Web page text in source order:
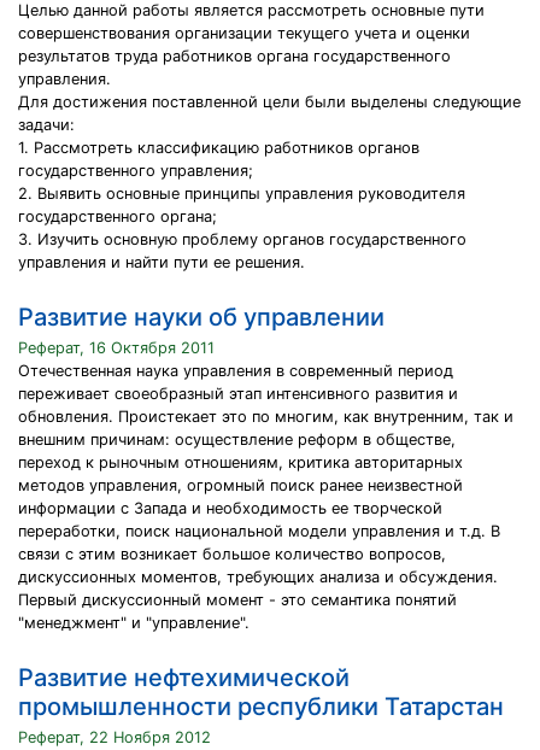
Целью данной работы является рассмотреть основные пути
совершенствования организации текущего учета и оценки
результатов труда работников органа государственного
управления.
Для достижения поставленной цели были выделены следующие
задачи:
1. Рассмотреть классификацию работников органов
государственного управления;
2. Выявить основные принципы управления руководителя
государственного органа;
3. Изучить основную проблему органов государственного
управления и найти пути ее решения.
Развитие науки об управлении
Реферат, 16 Октября 2011
Отечественная наука управления в современный период
переживает своеобразный этап интенсивного развития и
обновления. Проистекает это по многим, как внутренним, так и
внешним причинам: осуществление реформ в обществе,
переход к рыночным отношениям, критика авторитарных
методов управления, огромный поиск ранее неизвестной
информации с Запада и необходимость ее творческой
переработки, поиск национальной модели управления и т.д. В
связи с этим возникает большое количество вопросов,
дискуссионных моментов, требующих анализа и обсуждения.
Первый дискуссионный момент - это семантика понятий
"менеджмент" и "управление".
Развитие нефтехимической
промышленности республики Татарстан
Реферат, 22 Ноября 2012